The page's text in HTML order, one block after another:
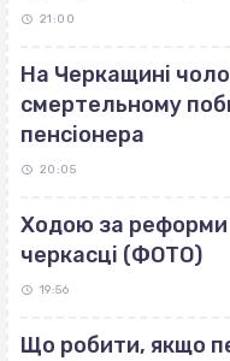
21:00
На Черкащині
смертельному
пенсіонера
20:05
Ходою за реформи
черкасці (ФОТО)
19:56
Що робити, якщо